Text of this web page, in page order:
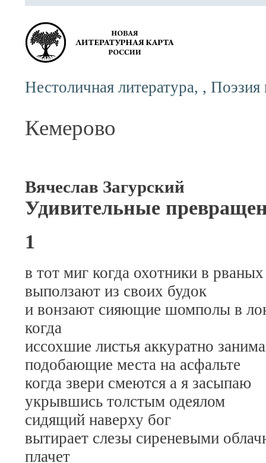
Нестоличная литература, ,
Кемерово
Вячеслав Загурский
Удивительные
1
в тот миг когда охотники в
выползают из своих будок
и вонзают сияющие шомполы в
когда
иссохшие листья аккуратно
подобающие места на асфальте
когда звери смеются а я засыпаю
укрывшись толстым одеялом
сидящий наверху бог
вытирает слезы сиреневыми
плачет